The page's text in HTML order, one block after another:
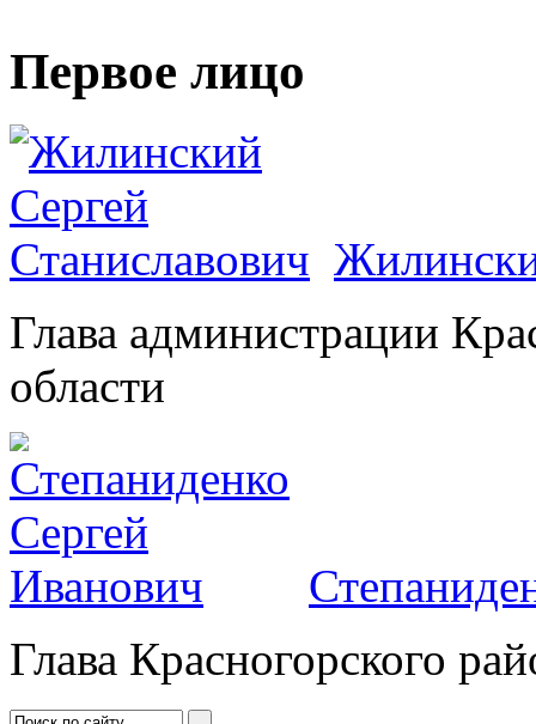
Первое лицо
Глава администрации
области
Глава Красногорского